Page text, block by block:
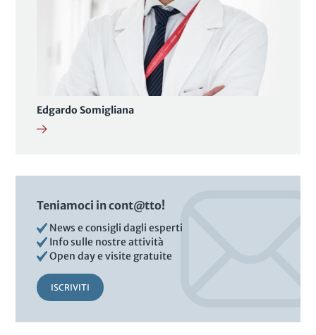
Edgardo Somigliana
Teniamoci in cont@tto!
News e consigli dagli esperti
Info sulle nostre attività
Open day e visite gratuite
ISCRIVITI